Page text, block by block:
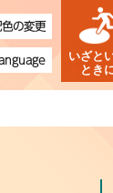
の変更
いざと
とき